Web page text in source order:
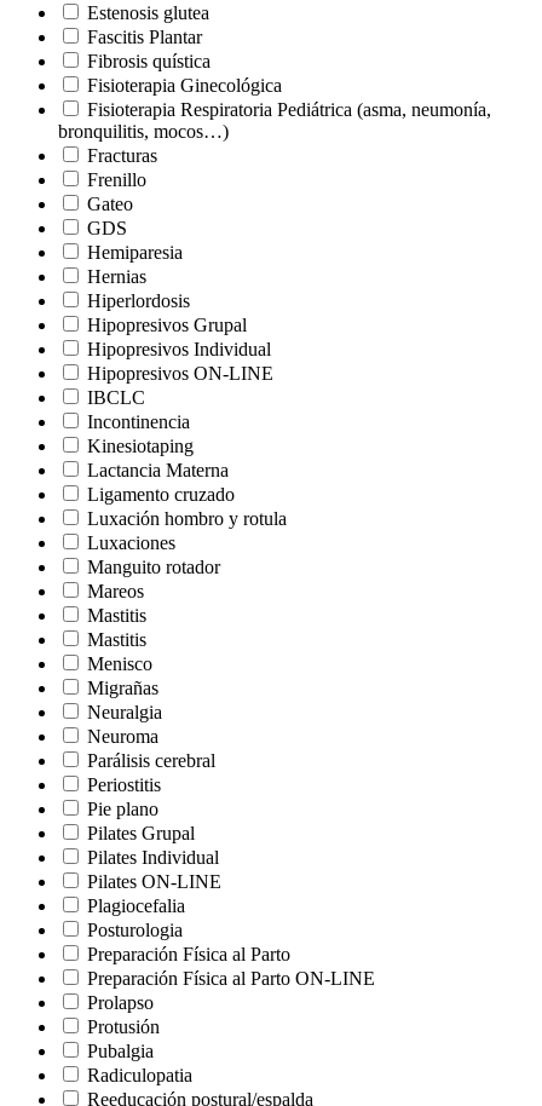
Estenosis glutea
Fascitis Plantar
Fibrosis quística
Fisioterapia Ginecológica
Fisioterapia Respiratoria Pediátrica (asma, neumonía,
bronquilitis, mocos…)
Fracturas
Frenillo
Gateo
GDS
Hemiparesia
Hernias
Hiperlordosis
Hipopresivos Grupal
Hipopresivos Individual
Hipopresivos ON-LINE
IBCLC
Incontinencia
Kinesiotaping
Lactancia Materna
Ligamento cruzado
Luxación hombro y rotula
Luxaciones
Manguito rotador
Mareos
Mastitis
Mastitis
Menisco
Migrañas
Neuralgia
Neuroma
Parálisis cerebral
Periostitis
Pie plano
Pilates Grupal
Pilates Individual
Pilates ON-LINE
Plagiocefalia
Posturologia
Preparación Física al Parto
Preparación Física al Parto ON-LINE
Prolapso
Protusión
Pubalgia
Radiculopatia
Reeducación postural/espalda